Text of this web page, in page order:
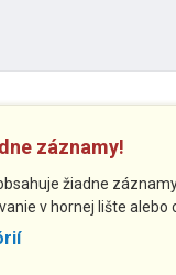
záznamy!
žiadne
v hornej lište alebo